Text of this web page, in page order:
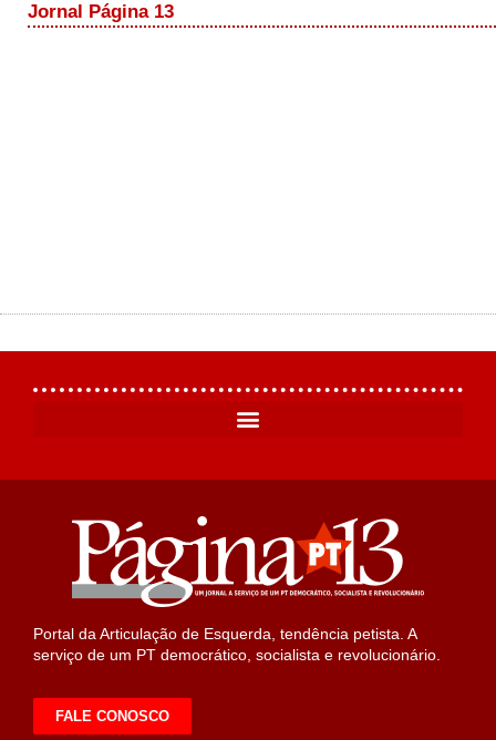
Jornal Página 13
Portal da Articulação de Esquerda, tendência petista. A
serviço de um PT democrático, socialista e revolucionário.
FALE CONOSCO